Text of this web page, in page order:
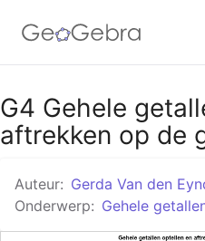
Google Classroom
G4 Gehele
aftrekken op de
Auteur: Gerda Van den
Onderwerp: Gehele